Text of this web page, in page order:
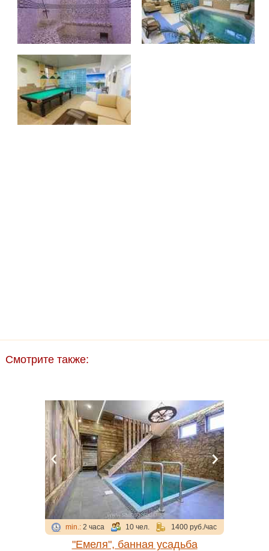
Смотрите также:
min.:2 часа 10 чел. 1400 руб./час
"Емеля", банная усадьба